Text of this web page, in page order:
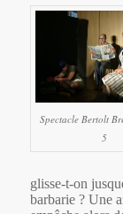
Spectacle Bertolt
5
glisse-t-on
barbarie ? Une